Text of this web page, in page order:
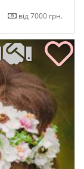
від 7000 грн.